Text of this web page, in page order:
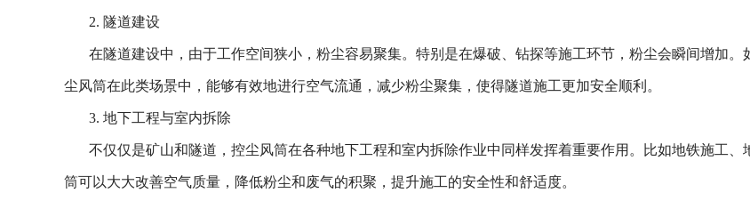
2. 隧道建设
在隧道建设中，由于工作空间狭小，粉尘容易聚集。特别是在爆破、钻探等施工环节，粉尘会瞬间增加
尘风筒在此类场景中，能够有效地进行空气流通，减少粉尘聚集，使得隧道施工更加安全顺利。
3. 地下工程与室内拆除
不仅仅是矿山和隧道，控尘风筒在各种地下工程和室内拆除作业中同样发挥着重要作用。比如地铁施工
筒可以大大改善空气质量，降低粉尘和废气的积聚，提升施工的安全性和舒适度。